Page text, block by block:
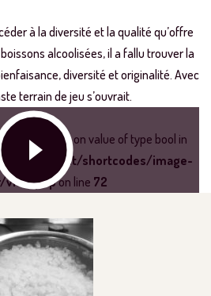
à la diversité et la qualité qu’offre
alcoolisées, il a fallu trouver la
diversité et originalité. Avec
terrain de jeu s’ouvrait.
array offset on value of type bool in
lt-ext/shortcodes/image-
view.phpon line 72